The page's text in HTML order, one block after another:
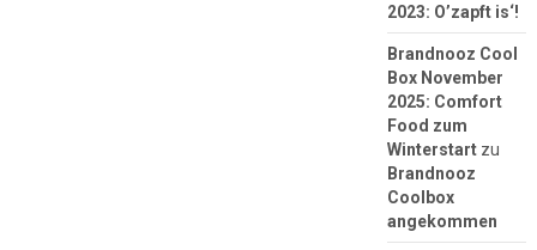
2023: O’zapft is‘!
Brandnooz Cool
Box November
2025: Comfort
Food zum
Winterstartzu
Brandnooz
Coolbox
angekommen